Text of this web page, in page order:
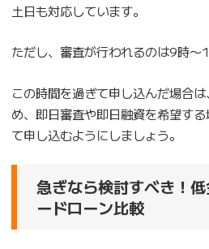
土日も対応しています。
ただし、審査が行われるのは9時〜
この時間を過ぎて申し込んだ場合
め、即日審査や即日融資を希望す
て申し込むようにしましょう。
急ぎなら検討すべき！
ードローン比較